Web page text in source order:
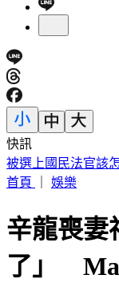
快訊
台南關廟深夜惡火
首頁
娛樂
辛龍喪妻
了」